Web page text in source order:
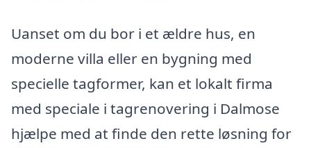
Uanset om du bor i et ældre hus, en
moderne villa eller en bygning med
specielle tagformer, kan et lokalt firma
med speciale i tagrenovering i Dalmose
hjælpe med at finde den rette løsning for